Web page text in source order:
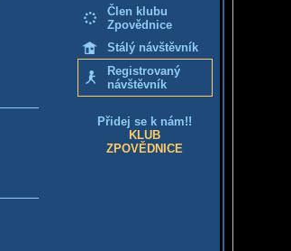
Člen klubu
Zpovědnice
Stálý návštěvník
Registrovaný
návštěvník
Přidej se k nám!!
KLUB
ZPOVĚDNICE